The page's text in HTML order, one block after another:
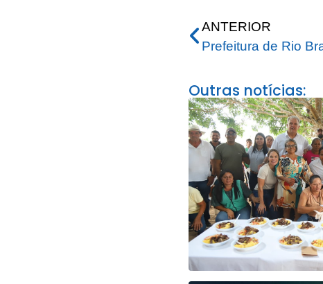
ANTERIOR
Outras notícias: